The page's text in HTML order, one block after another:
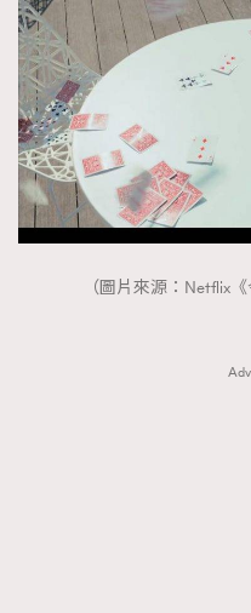
AFrenchMind
EmpowerF
（圖片來源：Netflix